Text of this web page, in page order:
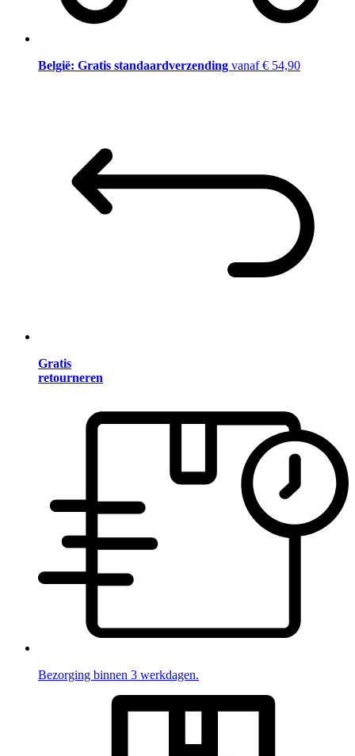
België: Gratis standaardverzending vanaf € 54,90
Gratis
retourneren
Bezorging binnen 3 werkdagen.